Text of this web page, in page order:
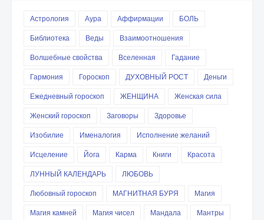
Астрология Аура Аффирмации
БОЛЬ
Библиотека
Веды
Взаимоотношения
Волшебные свойства
Вселенная
Гадание
Гармония
Гороскоп ДУХОВНЫЙ РОСТ
Деньги
Ежедневный гороскоп
ЖЕНЩИНА
Женская сила
Женский гороскоп
Заговоры
Здоровье
Изобилие
Именалогия
Исполнение желаний
Исцеление
Йога Карма Книги
Красота
ЛУННЫЙ КАЛЕНДАРЬ
ЛЮБОВЬ
Любовный гороскоп
МАГНИТНАЯ БУРЯ
Магия
Магия камней
Магия чисел Мандала
Мантры